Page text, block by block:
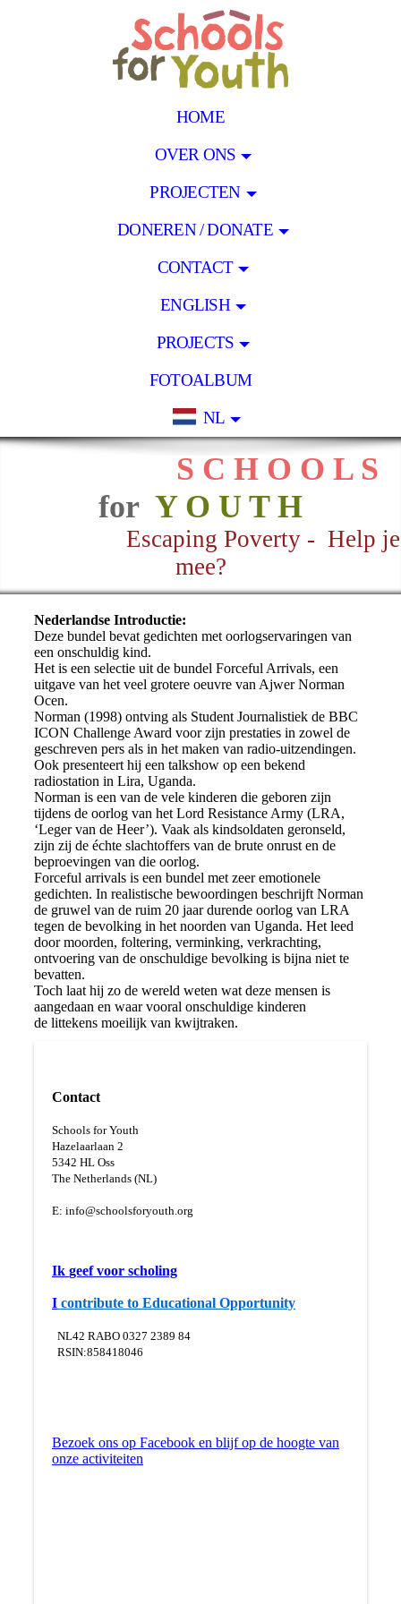
HOME
OVER ONS
PROJECTEN
DONEREN / DONATE
CONTACT
ENGLISH
PROJECTS
FOTOALBUM
NL
S C H O O L S
for Y O U T H
Escaping Poverty - Help je
mee?
Nederlandse Introductie:
Deze bundel bevat gedichten met oorlogservaringen van
een onschuldig kind.
Het is een selectie uit de bundel Forceful Arrivals, een
uitgave van het veel grotere oeuvre van Ajwer Norman
Ocen.
Norman (1998) ontving als Student Journalistiek de BBC
ICON Challenge Award voor zijn prestaties in zowel de
geschreven pers als in het maken van radio-uitzendingen.
Ook presenteert hij een talkshow op een bekend
radiostation in Lira, Uganda.
Norman is een van de vele kinderen die geboren zijn
tijdens de oorlog van het Lord Resistance Army (LRA,
‘Leger van de Heer’). Vaak als kindsoldaten geronseld,
zijn zij de échte slachtoffers van de brute onrust en de
beproevingen van die oorlog.
Forceful arrivals is een bundel met zeer emotionele
gedichten. In realistische bewoordingen beschrijft Norman
de gruwel van de ruim 20 jaar durende oorlog van LRA
tegen de bevolking in het noorden van Uganda. Het leed
door moorden, foltering, verminking, verkrachting,
ontvoering van de onschuldige bevolking is bijna niet te
bevatten.
Toch laat hij zo de wereld weten wat deze mensen is
aangedaan en waar vooral onschuldige kinderen
de littekens moeilijk van kwijtraken.
Contact
Schools for Youth
Hazelaarlaan 2
5342 HL Oss
The Netherlands (NL)
E: info@schoolsforyouth.org
Ik geef voor scholing
Icontribute to Educational Opportunity
NL42 RABO 0327 2389 84
RSIN:858418046
Bezoek ons op Facebook en blijf op de hoogte van
onze activiteiten